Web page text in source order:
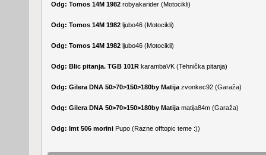
Odg: Tomos 14M 1982 robyakarider(Motocikli)
Odg: Tomos 14M 1982 ljubo46(Motocikli)
Odg: Tomos 14M 1982 ljubo46(Motocikli)
Odg: Blic pitanja. TGB 101R karambaVK(Tehnička pitanja)
Odg: Gilera DNA 50>70>150>180by Matija zvonkec92(Garaža)
Odg: Gilera DNA 50>70>150>180by Matija matija84m(Garaža)
Odg: Imt 506 morini Pupo(Razne offtopic teme :))